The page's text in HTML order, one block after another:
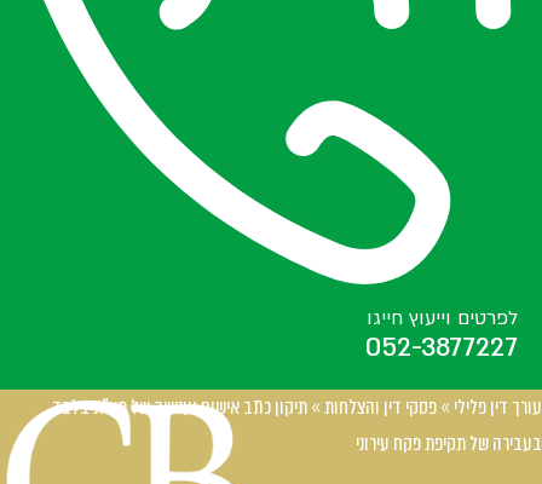
לפרטים וייעוץ חייגו
052-3877227
עורך דין פלילי»פסקי דין והצלחות»תיקון כתב אישום וענישה של מע"ת בלבד
בעבירה של תקיפת פקח עירוני